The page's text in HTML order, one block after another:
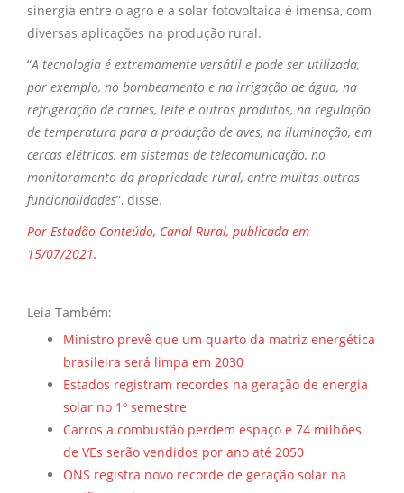
sinergia entre o agro e a solar fotovoltaica é imensa, com
diversas aplicações na produção rural.
“A tecnologia é extremamente versátil e pode ser utilizada,
por exemplo, no bombeamento e na irrigação de água, na
refrigeração de carnes, leite e outros produtos, na regulação
de temperatura para a produção de aves, na iluminação, em
cercas elétricas, em sistemas de telecomunicação, no
monitoramento da propriedade rural, entre muitas outras
funcionalidades”, disse.
Por Estadão Conteúdo, Canal Rural, publicada em
15/07/2021.
Leia Também:
Ministro prevê que um quarto da matriz energética
brasileira será limpa em 2030
Estados registram recordes na geração de energia
solar no 1º semestre
Carros a combustão perdem espaço e 74 milhões
de VEs serão vendidos por ano até 2050
ONS registra novo recorde de geração solar na